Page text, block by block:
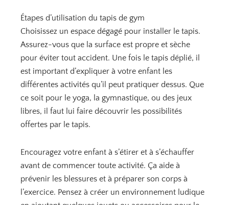
Étapes d’utilisation du tapis de gym
Choisissez un espace dégagé pour installer le tapis.
Assurez-vous que la surface est propre et sèche
pour éviter tout accident. Une fois le tapis déplié, il
est important d’expliquer à votre enfant les
différentes activités qu’il peut pratiquer dessus. Que
ce soit pour le yoga, la gymnastique, ou des jeux
libres, il faut lui faire découvrir les possibilités
offertes par le tapis.
Encouragez votre enfant à s’étirer et à s’échauffer
avant de commencer toute activité. Ça aide à
prévenir les blessures et à préparer son corps à
l’exercice. Pensez à créer un environnement ludique